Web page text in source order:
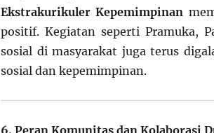
Ekstrakurikuler Kepemimpinan
positif. Kegiatan seperti Pramuka,
sosial di masyarakat juga terus
sosial dan kepemimpinan.
6. Peran Komunitas dan Kolaborasi